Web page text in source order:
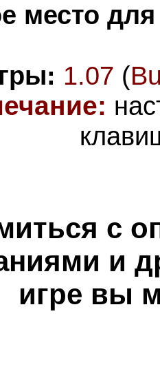
место
1.07 (
с
и
игре вы